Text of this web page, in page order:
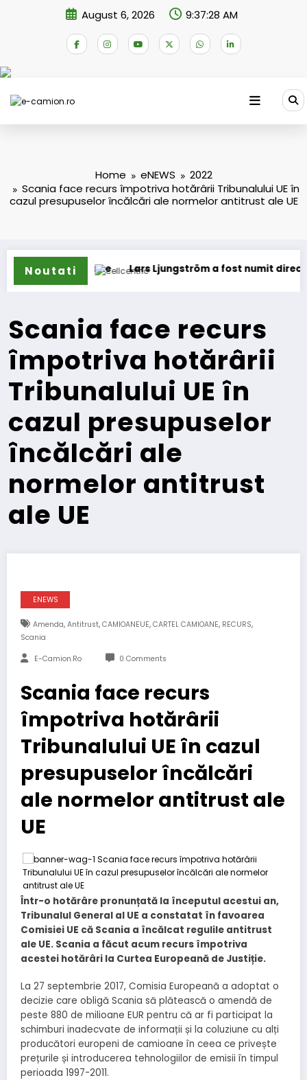
August 6, 2026 9:37:29 AM
Home eNEWS
2022
Scania face recurs împotriva hotărârii Tribunalului UE în
cazul presupuselor încălcări ale normelor antitrust ale UE
NoutatiLars Ljungström a fost numit director general
Scania face recurs
împotriva hotărârii
Tribunalului UE în
cazul presupuselor
încălcări ale
normelor antitrust
ale UE
ENEWS
Amenda, Antitrust, CAMIOANEUE, CARTEL CAMIOANE, RECURS,
Scania
E-Camion.ro 0 Comments
Scania face recurs
împotriva hotărârii
Tribunalului UE în cazul
presupuselor încălcări
ale normelor antitrust ale
UE
Într-o hotărâre pronunțată la începutul acestui an,
Tribunalul General al UE a constatat în favoarea
Comisiei UE că Scania a încălcat regulile antitrust
ale UE. Scania a făcut acum recurs împotriva
acestei hotărâri la Curtea Europeană de Justiție.
La 27 septembrie 2017, Comisia Europeană a adoptat o
decizie care obligă Scania să plătească o amendă de
peste 880 de milioane EUR pentru că ar fi participat la
schimburi inadecvate de informații și la coluziune cu alți
producători europeni de camioane în ceea ce privește
prețurile și introducerea tehnologiilor de emisii în timpul
perioada 1997-2011.